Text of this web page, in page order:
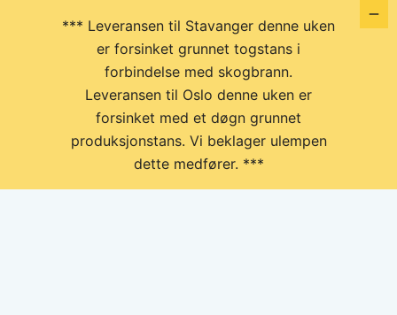
*** Leveransen til Stavanger denne uken
er forsinket grunnet togstans i
forbindelse med skogbrann.
Leveransen til Oslo denne uken er
forsinket med et døgn grunnet
produksjonstans. Vi beklager ulempen
dette medfører. ***